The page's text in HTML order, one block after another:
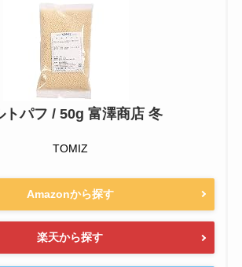
トパフ / 50g 富澤商店 冬
TOMIZ
Amazonから探す
楽天から探す